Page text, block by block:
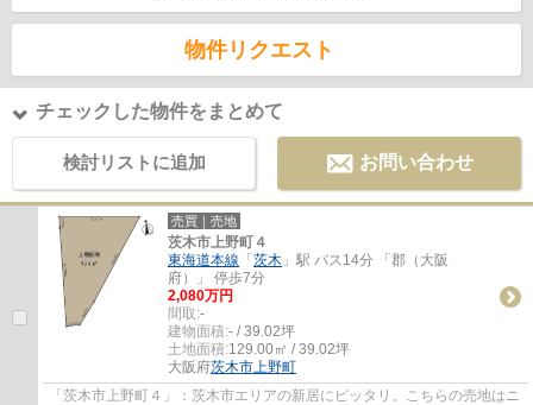
物件リクエスト
チェックした物件をまとめて
検討リストに追加 お問い合わせ
売買｜売地
茨木市上野町４
東海道本線 「 茨木 」駅 バス14分 「郡（大阪
府）」 停歩7分
2,080万円
間取:-
建物面積:- / 39.02坪
土地面積:129.00㎡ / 39.02坪
大阪府茨木市上野町
「茨木市上野町４」：茨木市エリアの新居にピッタリ。こちらの売地はニ